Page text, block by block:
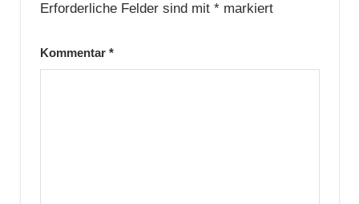
Erforderliche Felder sind mit *markiert
Kommentar *